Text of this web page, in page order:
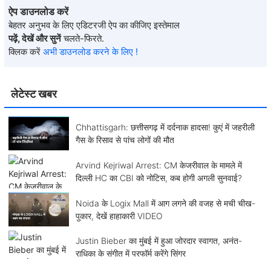
लेटेस्ट खबर
Chhattisgarh: छत्तीसगढ़ में दर्दनाक हादसा! कुएं में जहरीली
गैस के रिसाव से पांच लोगों की मौत
Arvind Kejriwal Arrest: CM केजरीवाल के मामले में
दिल्ली HC का CBI को नोटिस, कब होगी अगली सुनवाई?
Noida के Logix Mall में आग लगने की वजह से मची चीख-
पुकार, देखें हाहाकारी VIDEO
Justin Bieber का मुंबई में हुआ जोरदार स्वागत, अनंत-
राधिका के संगीत में परफॉर्म करेंगे सिंगर
ऐप डाउनलोड करें
बेहतर अनुभव के लिए एडिटरजी ऐप का कीजिए इस्तेमाल
पढ़ें, देखें और सुनें चलते-फिरते.
क्लिक करें अभी डाउनलोड करने के लिए !